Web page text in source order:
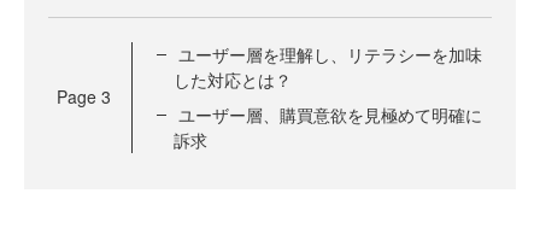
Page 3
ユーザー層を理解し、リテラシーを加味
した対応とは？
ユーザー層、購買意欲を見極めて明確に
訴求